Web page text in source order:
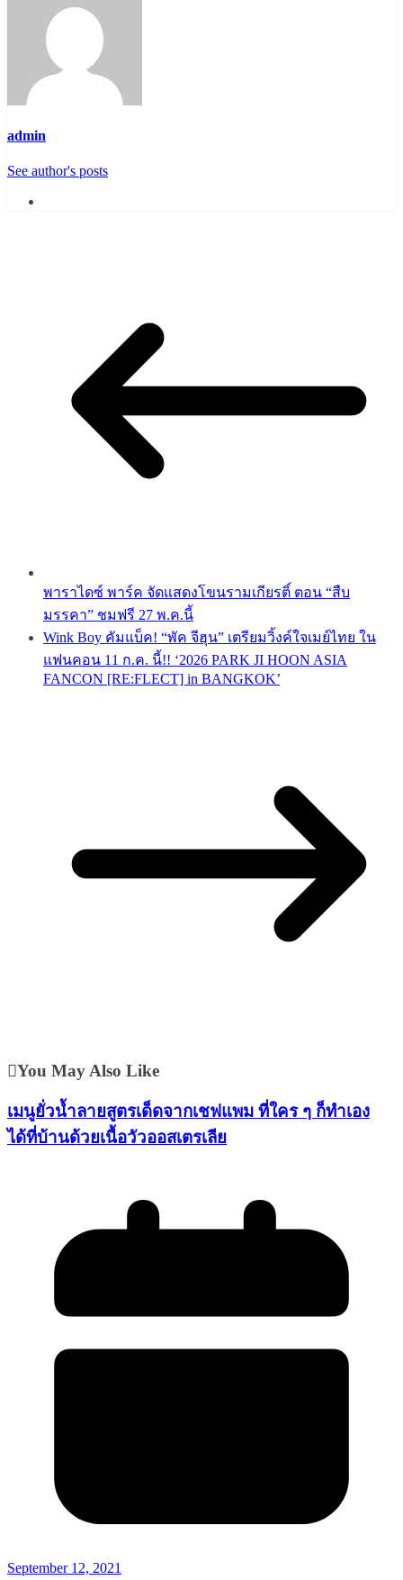
admin
See author's posts
พาราไดซ์ พาร์ค จัดแสดงโขนรามเกียรติ์ ตอน “สืบ
มรรคา” ชมฟรี 27 พ.ค.นี้
Wink Boy คัมแบ็ค! “พัค จีฮุน” เตรียมวิ้งค์ใจเมย์ไทย ใน
แฟนคอน 11 ก.ค. นี้!! ‘2026 PARK JI HOON ASIA
FANCON [RE:FLECT] in BANGKOK’
You May Also Like
เมนูยั่วน้ำลายสูตรเด็ดจากเชฟแพม ที่ใคร ๆ ก็ทำเอง
ได้ที่บ้านด้วยเนื้อวัวออสเตรเลีย
September 12, 2021